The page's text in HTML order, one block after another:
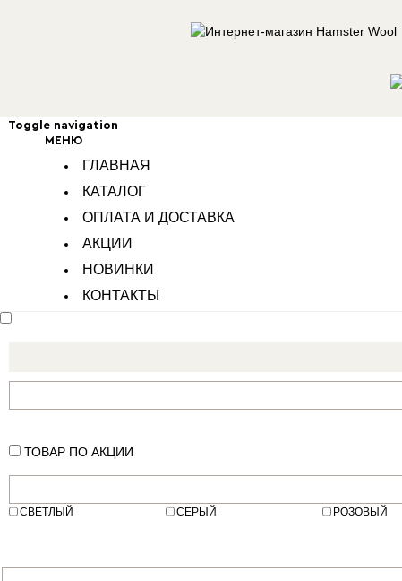
Toggle navigation
МЕНЮ
ГЛАВНАЯ
КАТАЛОГ
ОПЛАТА И ДОСТАВКА
АКЦИИ
НОВИНКИ
КОНТАКТЫ
ТОВАР ПО АКЦИИ
СВЕТЛЫЙ СЕРЫЙ РОЗОВЫЙ